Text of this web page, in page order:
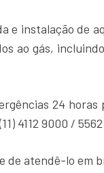
e instalação de
ao gás,
24
4112 9000 /
de atendê-lo em